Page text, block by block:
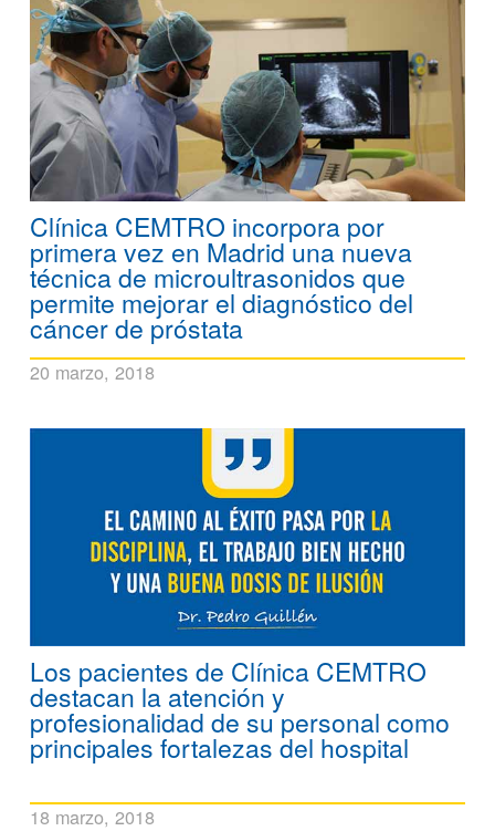
Clínica CEMTRO incorpora por
primera vez en Madrid una nueva
técnica de microultrasonidos que
permite mejorar el diagnóstico del
cáncer de próstata
20 marzo, 2018
Los pacientes de Clínica CEMTRO
destacan la atención y
profesionalidad de su personal como
principales fortalezas del hospital
18 marzo, 2018